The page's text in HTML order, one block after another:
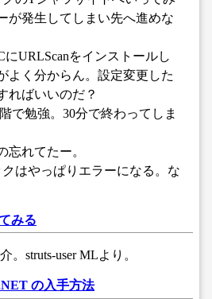
が発生してしまい先へ進めな
にURLScanをインストールし
よく分からん。設定変更した
ればいいのだ？
で勉強。30分で終わってしま
忘れてたー。
クはやっぱりエラーになる。な
みる
。struts-user MLより。
の入手方法